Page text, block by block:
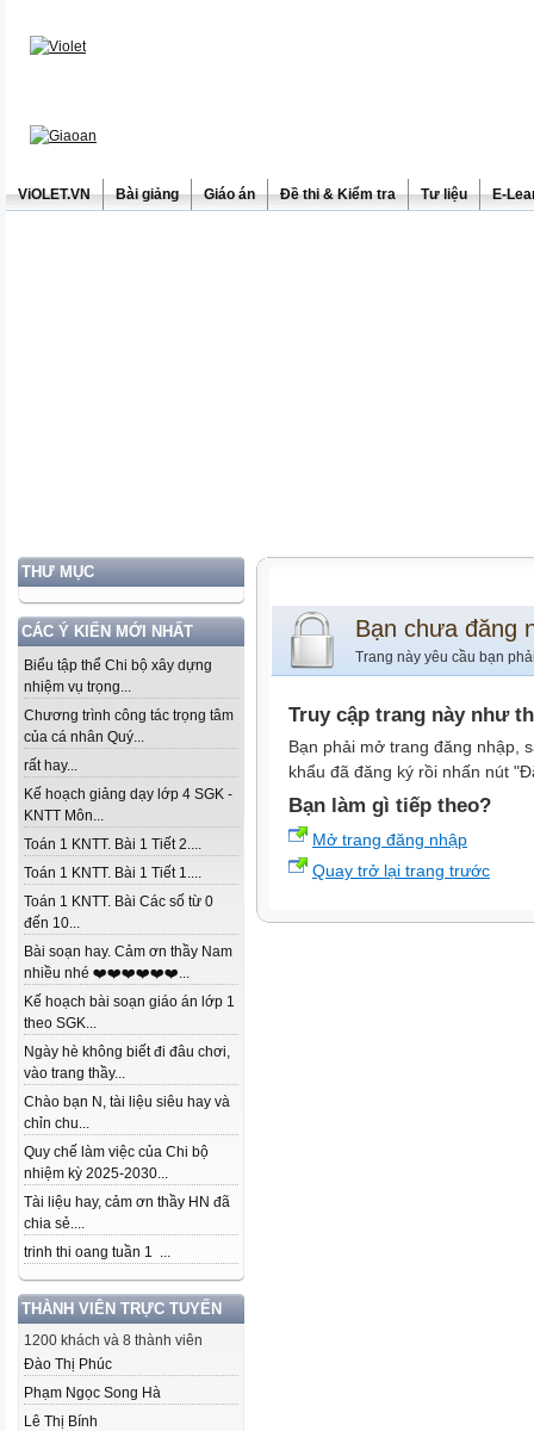
ViOLET.VN Bài giảng Giáo án Đề thi & Kiểm tra Tư liệu E-
THƯ MỤC
CÁC Ý KIẾN MỚI NHẤT
Biểu tập thể Chi bộ xây dựng
nhiệm vụ trọng...
Chương trình công tác trọng tâm
của cá nhân Quý...
rất hay...
Kế hoạch giảng dạy lớp 4 SGK -
KNTT Môn...
Toán 1 KNTT. Bài 1 Tiết 2....
Toán 1 KNTT. Bài 1 Tiết 1....
Toán 1 KNTT. Bài Các số từ 0
đến 10...
Bài soạn hay. Cảm ơn thầy Nam
nhiều nhé ❤️❤️❤️❤️❤️❤️...
Kế hoạch bài soạn giáo án lớp 1
theo SGK...
Ngày hè không biết đi đâu chơi,
vào trang thầy...
Chào bạn N, tài liệu siêu hay và
chỉn chu...
Quy chế làm việc của Chi bộ
nhiệm kỳ 2025-2030...
Tài liệu hay, cảm ơn thầy HN đã
chia sẻ....
trinh thi oang tuần 1 ...
THÀNH VIÊN TRỰC TUYẾN
1200 khách và 8 thành viên
Đào Thị Phúc
Phạm Ngọc Song Hà
Lê Thị Bính
Bạn chưa đăng
Trang này yêu cầu bạn
Truy cập trang này như
Bạn phải mở trang đăng nhập,
khẩu đã đăng ký rồi nhấn nút
Bạn làm gì tiếp theo?
Mở trang đăng nhập
Quay trở lại trang trước